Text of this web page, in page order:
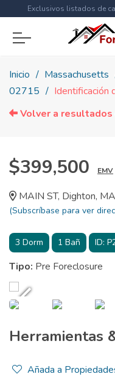
Exclusivos listados de
Inicio Massachusetts
02715
Identificación
Volver a resultados
$399,500 EMV
MAIN ST, Dighton,
(Subscríbase para ver
3 Dorm 1 Bañ ID:
Tipo: Pre Foreclosure
Herramientas
Añada a